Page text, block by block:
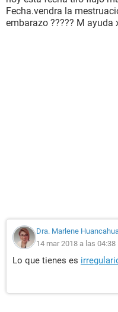
Fecha.vendra la
embarazo ????? M ayuda
Dra. Marlene
14 mar 2018 a las 04:38
Lo que tienes es